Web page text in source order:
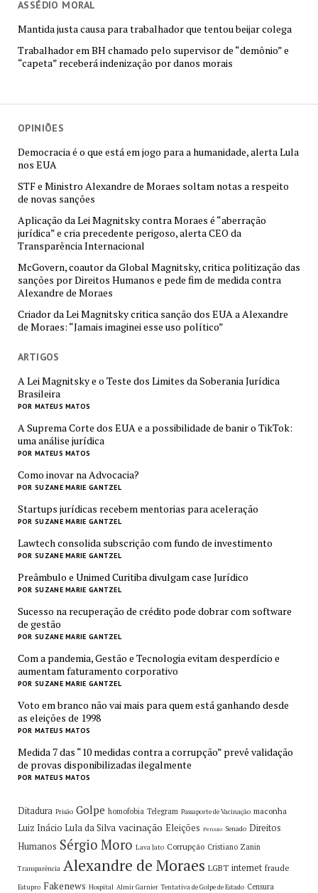
ASSÉDIO MORAL
Mantida justa causa para trabalhador que tentou beijar colega
Trabalhador em BH chamado pelo supervisor de “demônio” e
“capeta” receberá indenização por danos morais
OPINIÕES
Democracia é o que está em jogo para a humanidade, alerta Lula
nos EUA
STF e Ministro Alexandre de Moraes soltam notas a respeito
de novas sanções
Aplicação da Lei Magnitsky contra Moraes é “aberração
jurídica” e cria precedente perigoso, alerta CEO da
Transparência Internacional
McGovern, coautor da Global Magnitsky, critica politização das
sanções por Direitos Humanos e pede fim de medida contra
Alexandre de Moraes
Criador da Lei Magnitsky critica sanção dos EUA a Alexandre
de Moraes: “Jamais imaginei esse uso político”
ARTIGOS
A Lei Magnitsky e o Teste dos Limites da Soberania Jurídica
Brasileira
POR MATEUS MATOS
A Suprema Corte dos EUA e a possibilidade de banir o TikTok:
uma análise jurídica
POR MATEUS MATOS
Como inovar na Advocacia?
POR SUZANE MARIE GANTZEL
Startups jurídicas recebem mentorias para aceleração
POR SUZANE MARIE GANTZEL
Lawtech consolida subscrição com fundo de investimento
POR SUZANE MARIE GANTZEL
Preâmbulo e Unimed Curitiba divulgam case Jurídico
POR SUZANE MARIE GANTZEL
Sucesso na recuperação de crédito pode dobrar com software
de gestão
POR SUZANE MARIE GANTZEL
Com a pandemia, Gestão e Tecnologia evitam desperdício e
aumentam faturamento corporativo
POR SUZANE MARIE GANTZEL
Voto em branco não vai mais para quem está ganhando desde
as eleições de 1998
POR MATEUS MATOS
Medida 7 das “10 medidas contra a corrupção” prevê validação
de provas disponibilizadas ilegalmente
POR MATEUS MATOS
Ditadura Prisão Golpe homofobia Telegram Passaporte de Vacinação maconha
Luiz Inácio Lula da Silva vacinação Eleições Pensão Senado Direitos
Humanos Sérgio Moro Lava Jato Corrupção Cristiano Zanin
Transparência Alexandre de Moraes LGBT internet fraude
Estupro Fakenews Hospital Almir Garnier Tentativa de Golpe de Estado Censura